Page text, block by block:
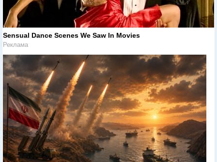
Sensual Dance Scenes We Saw In Movies
Реклама